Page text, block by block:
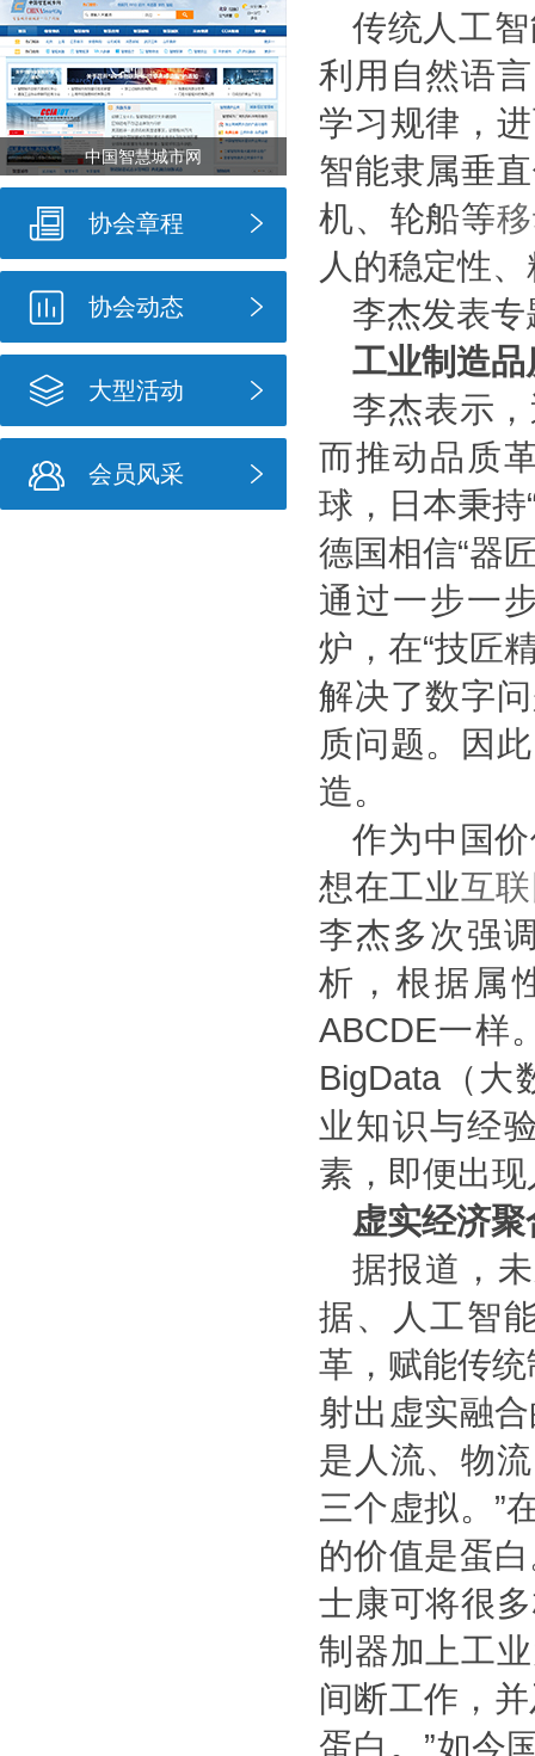
中国智慧城市网
协会章程
协会动态
大型活动
会员风采
传统人工
利用自然语
学习规律，
智能隶属垂
机、轮船等
人的稳定性
李杰发表专
工业制造
李杰表示
而推动品质
球，日本秉持
德国相信“器
通过一步一
炉，在“技匠
解决了数字
质问题。因
造。
作为中国
想在工业互
李杰多次强
析，根据属
ABCDE一样
BigData （
业知识与经
素，即便出
虚实经济
据报道，
据、人工智
革，赋能传
射出虚实融
是人流、物
三个虚拟。 ”
的价值是蛋
士康可将很
制器加上工
间断工作，
蛋白。 ”如今